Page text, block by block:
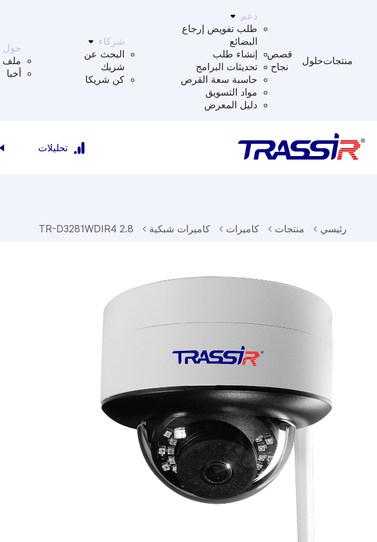
منتجاتحلول
قصص
نجاح
دعم
طلب تفويض إرجاع
البضائع
إنشاء طلب
تحديثات البرامج
حاسبة سعة القرص
مواد التسويق
دليل المعرض
شركاء
البحث عن
شريك
كن شريكا
حول
ملف
أخبا
تحليلات
رئيسي منتجات كاميرات كاميرات شبكية TR-D3281WDIR4 2.8